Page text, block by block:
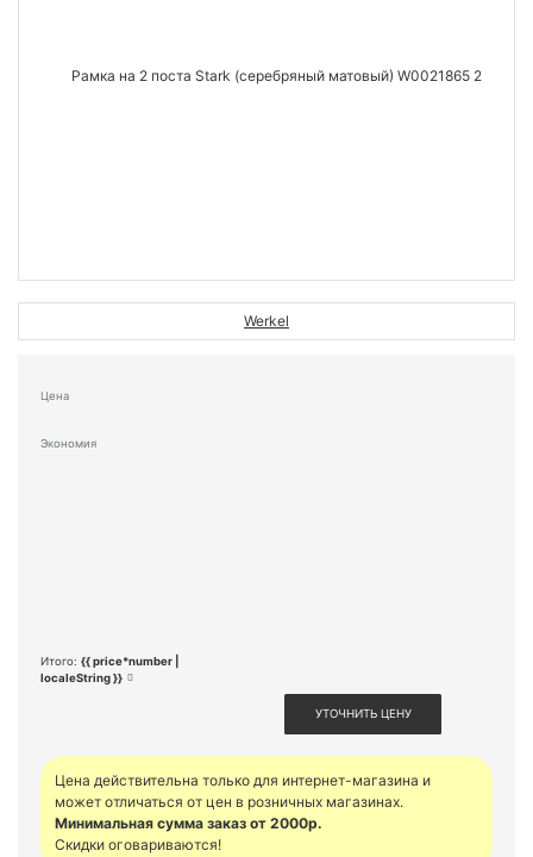
Werkel
Цена
Экономия
Итого: {{ price*number |
localeString }}
УТОЧНИТЬ ЦЕНУ
Цена действительна только для интернет-магазина и
может отличаться от цен в розничных магазинах.
Минимальная сумма заказ от 2000р.
Скидки оговариваются!